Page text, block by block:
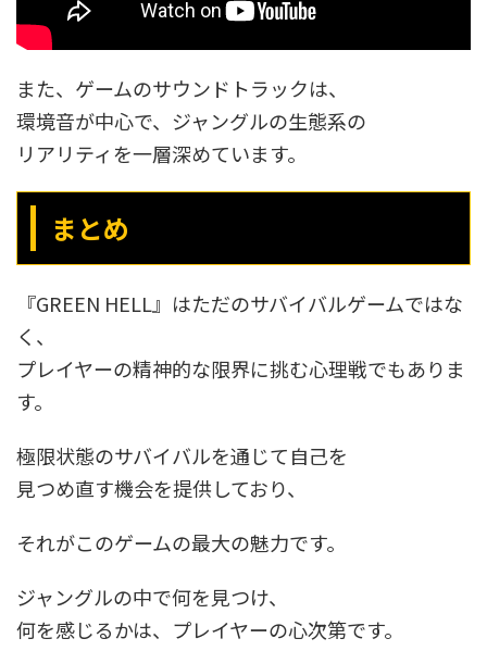
また、ゲームのサウンドトラックは、
環境音が中心で、ジャングルの生態系の
リアリティを一層深めています。
まとめ
『GREEN HELL』はただのサバイバルゲームではな
く、
プレイヤーの精神的な限界に挑む心理戦でもありま
す。
極限状態のサバイバルを通じて自己を
見つめ直す機会を提供しており、
それがこのゲームの最大の魅力です。
ジャングルの中で何を見つけ、
何を感じるかは、プレイヤーの心次第です。